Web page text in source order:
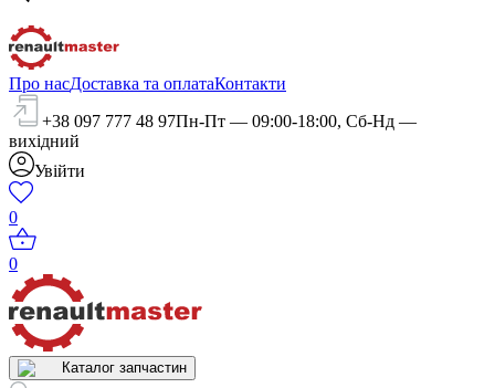
Про насДоставка та оплатаКонтакти
+38 097 777 48 97Пн-Пт — 09:00-18:00, Сб-Нд —
вихідний
Увійти
0
0
Каталог запчастин